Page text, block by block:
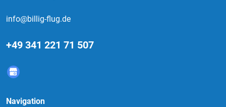
info@billig-flug.de
+49 341 221 71 507
Navigation